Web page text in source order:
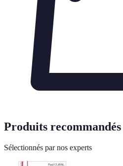
Produits recommandés
Sélectionnés par nos experts